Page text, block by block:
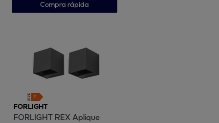
Compra rápida
FORLIGHT
FORLIGHT REX Aplique